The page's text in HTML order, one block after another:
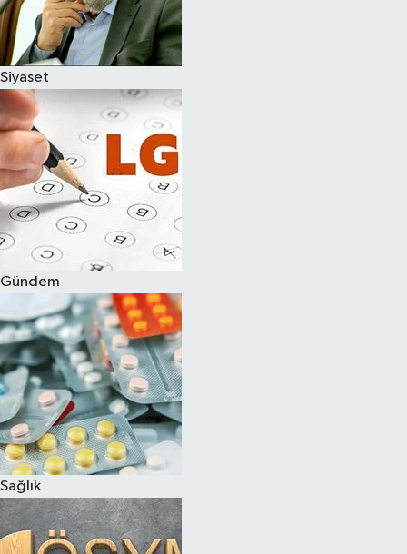
Siyaset
Gündem
Sağlık
Spor
Eğitim
Hava Durumu
Kadın
Kim kimdir?
Kültür Sanat
Sağlık
Siyaset
Teknoloji
Televizyon